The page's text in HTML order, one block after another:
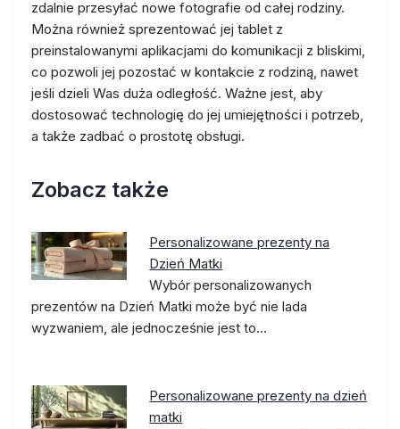
zdalnie przesyłać nowe fotografie od całej rodziny.
Można również sprezentować jej tablet z
preinstalowanymi aplikacjami do komunikacji z bliskimi,
co pozwoli jej pozostać w kontakcie z rodziną, nawet
jeśli dzieli Was duża odległość. Ważne jest, aby
dostosować technologię do jej umiejętności i potrzeb,
a także zadbać o prostotę obsługi.
Zobacz także
Personalizowane prezenty na
Dzień Matki
Wybór personalizowanych
prezentów na Dzień Matki może być nie lada
wyzwaniem, ale jednocześnie jest to…
Personalizowane prezenty na dzień
matki